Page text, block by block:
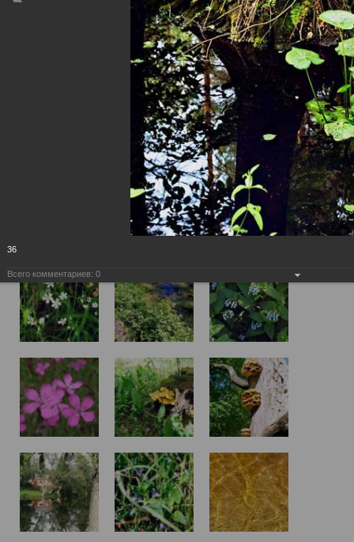
36
Всего комментариев: 0